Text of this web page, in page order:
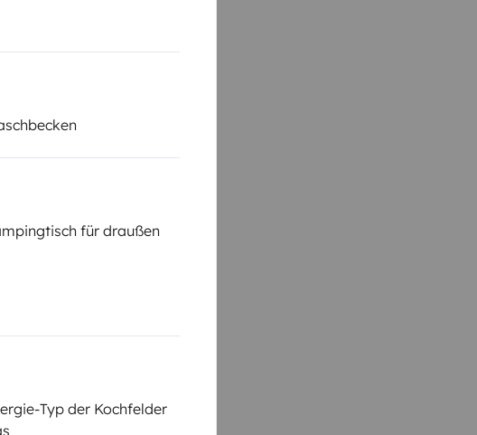
für draußen
Typ der Kochfelder